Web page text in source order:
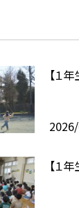
【１
【１